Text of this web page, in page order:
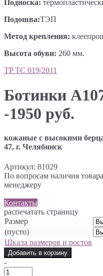
Подноска:
Подошва:ТЭП
Метод крепления:
Высота обуви: 260 мм.
TP ТС 019/2011
Ботинки
-1950 руб.
кожаные с высокими
47, г. Челябинск
Артикул: 81029
По вопросам наличия
менеджеру
Контакты
распечатать страницу
Размер
(пусто)
Шкала размеров и ростов
Добавить в корзину
-